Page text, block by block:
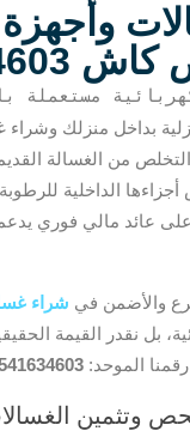
وأجهزة
مستعملة بالرياض
بداخل منزلك
من الغسالة
الداخلية للرطوبة
عائد مالي فوري
والأضمن في شراء
بل نقدر القيمة
الموحد:
وتثمين